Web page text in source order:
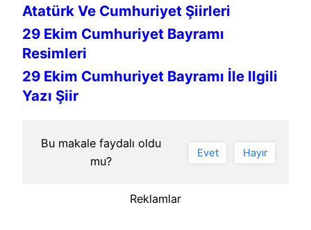
Atatürk Ve Cumhuriyet Şiirleri
29 Ekim Cumhuriyet Bayramı
Resimleri
29 Ekim Cumhuriyet Bayramı İle Ilgili
Yazı Şiir
Bu makale faydalı oldu
mu?
Evet Hayır
Reklamlar